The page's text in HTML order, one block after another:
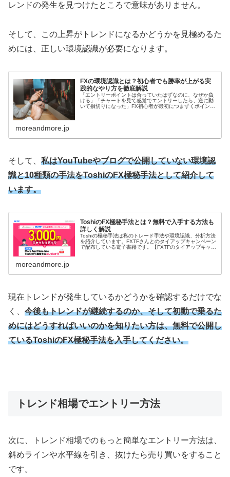
レンドの発生を見つけたところで意味がありません。
そして、この上昇がトレンドになるかどうかを見極めるた
めには、正しい環境認識が必要になります。
FXの環境認識とは？初心者でも勝率が上がる実
践的なやり方を徹底解説
「エントリーポイントは合っていたはずなのに、なぜか負
ける」「チャートを見て感覚でエントリーしたら、逆に動
いて損切りになった」FX初心者が最初につまずくポイント
moreandmore.jp
そして、 私はYouTubeやブログで公開していない環境認
識と10種類の手法をToshiのFX極秘手法として紹介して
います。
ToshiのFX極秘手法とは？無料で入手する方法も
詳しく解説
Toshiの極秘手法は私のトレード手法や環境認識、分析方法
を紹介しています。FXTFさんとのタイアップキャンペーン
で配布している電子書籍です。【FXTFのタイアップキャン
moreandmore.jp
現在トレンドが発生しているかどうかを確認するだけでな
く、 今後もトレンドが継続するのか、そして初動で乗るた
めにはどうすればいいのかを知りたい方は、無料で公開し
ているToshiのFX極秘手法を入手してください。
トレンド相場でエントリー方法
次に、トレンド相場でのもっと簡単なエントリー方法は、
斜めラインや水平線を引き、抜けたら売り買いをすること
です。